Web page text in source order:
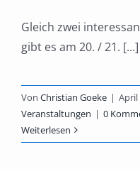
Gleich zwei
gibt es am 20. / 21. [...]
Von Christian Goeke | April
Veranstaltungen | 0
Weiterlesen